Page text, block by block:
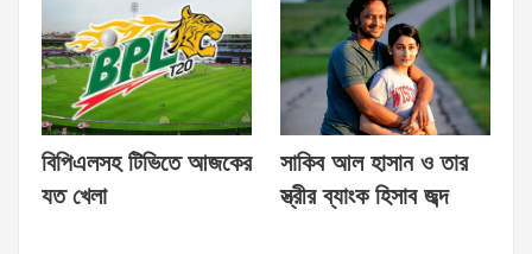
বিপিএলসহ টিভিতে আজকের
যত খেলা
সাকিব আল হাসান ও তার
স্ত্রীর ব্যাংক হিসাব জব্দ